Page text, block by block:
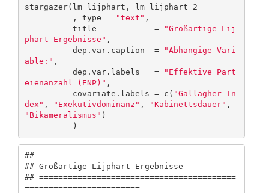
stargazer(lm_lijphart, lm_lijphart_2
          , type =
"text" ,
          title            =
"Großartige Lij
phart-Ergebnisse" ,
          dep.var.caption  =
"Abhängige Vari
able:" ,
          dep.var.labels   =
"Effektive Part
eienanzahl (ENP)" ,
          covariate.labels = c(
"Gallagher-In
dex" , "Exekutivdominanz" , "Kabinettsdauer"
"Bikameralismus" )
          )
##
## Großartige Lijphart-Ergebnisse
## =========================================
========================